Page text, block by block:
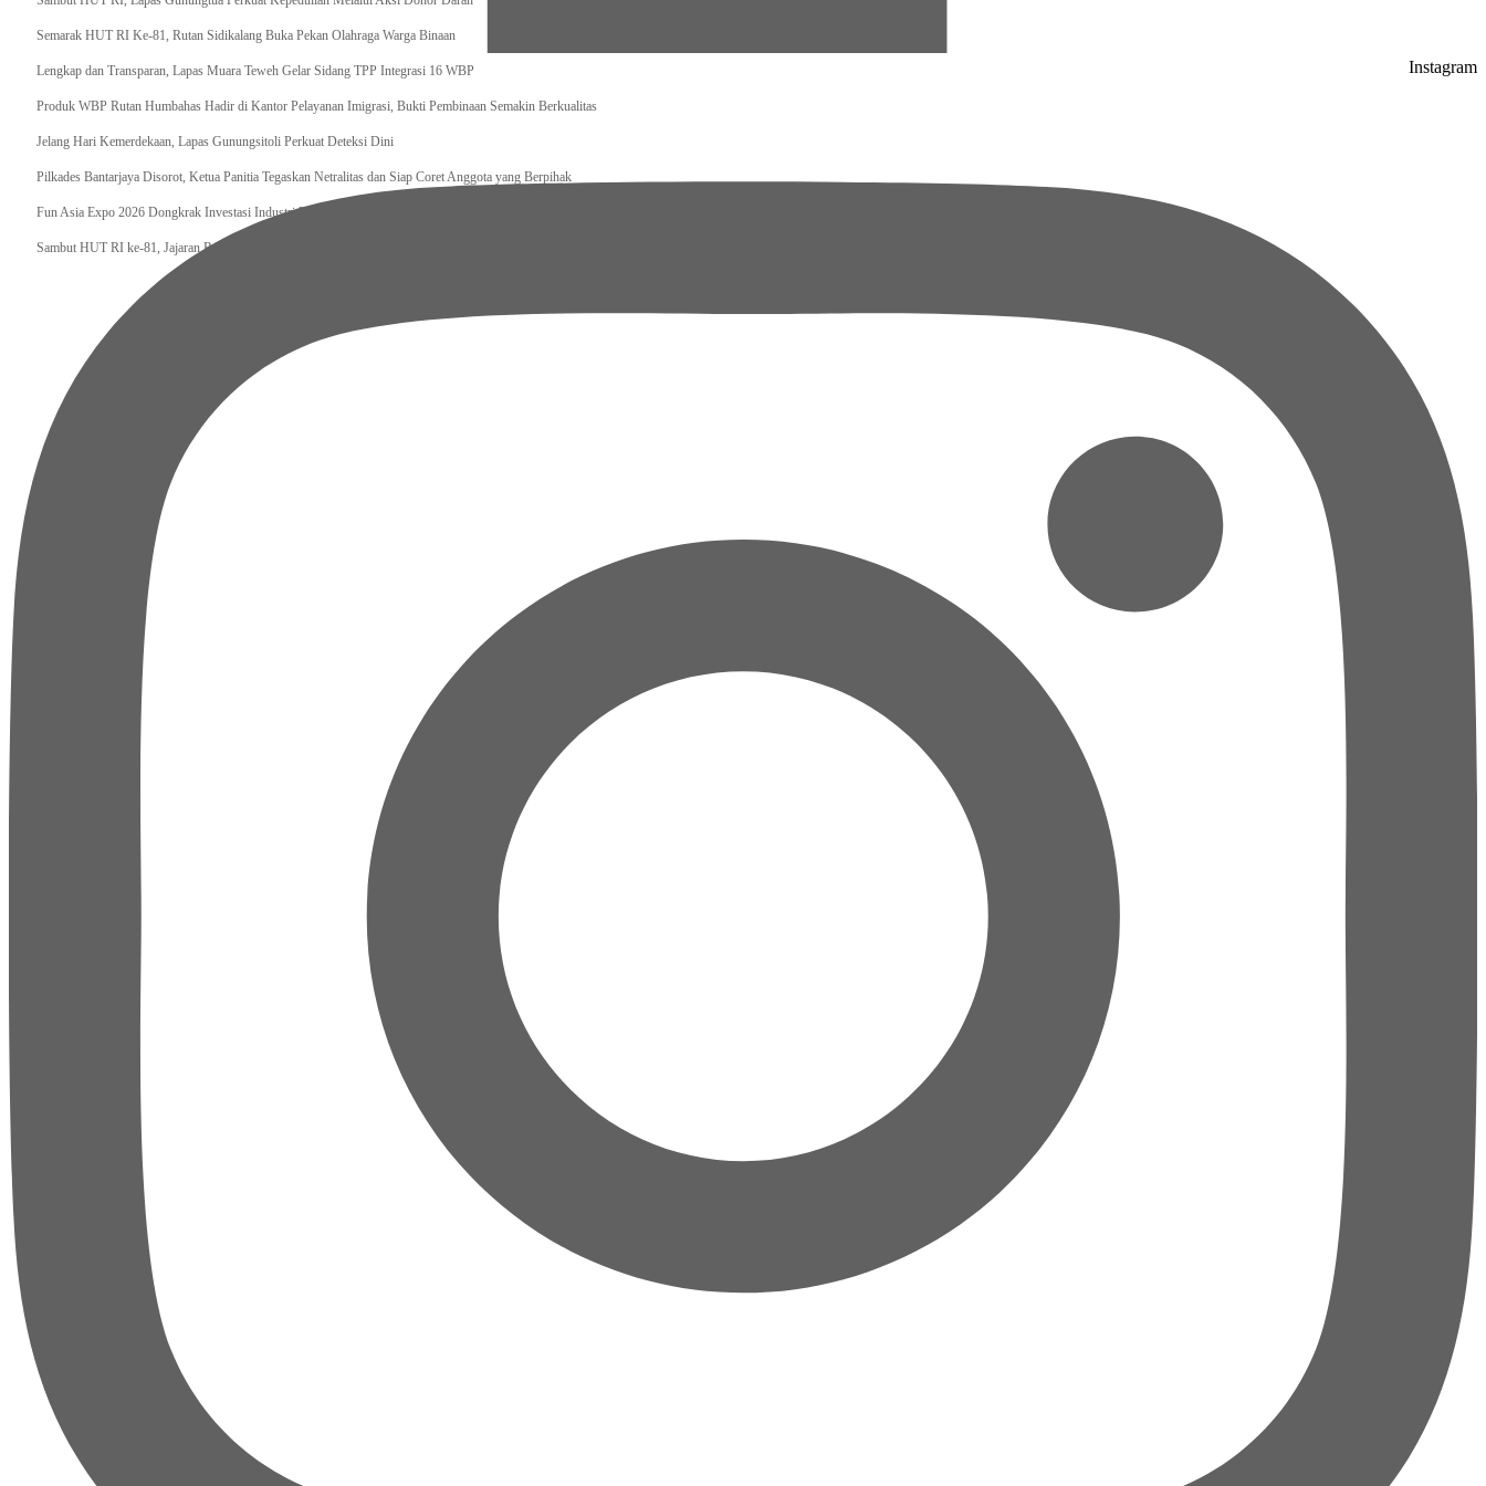
Semarak HUT RI Ke-81, Rutan Sidikalang Buka Pekan Olahraga Warga Binaan
Lengkap dan Transparan, Lapas Muara Teweh Gelar Sidang TPP Integrasi 16 WBP
Produk WBP Rutan Humbahas Hadir di Kantor Pelayanan Imigrasi, Bukti Pembinaan Semakin Berkualitas
Jelang Hari Kemerdekaan, Lapas Gunungsitoli Perkuat Deteksi Dini
Pilkades Bantarjaya Disorot, Ketua Panitia Tegaskan Netralitas dan Siap Coret Anggota yang Berpihak
Fun Asia Expo 2026 Dongkrak Investasi Industri Rekreasi Keluarga, Kemenpar Optimistis Pariwisata Indonesia Makin Mendunia
Sambut HUT RI ke-81, Jajaran Rutan Kelas IIB Sidikalang Gelar Aksi Donor Darah di PMI Dairi
Instagram